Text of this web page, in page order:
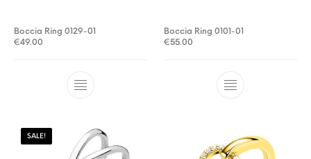
Boccia Ring 0129-01
€49.00
Boccia Ring 0101-01
€55.00
SALE!